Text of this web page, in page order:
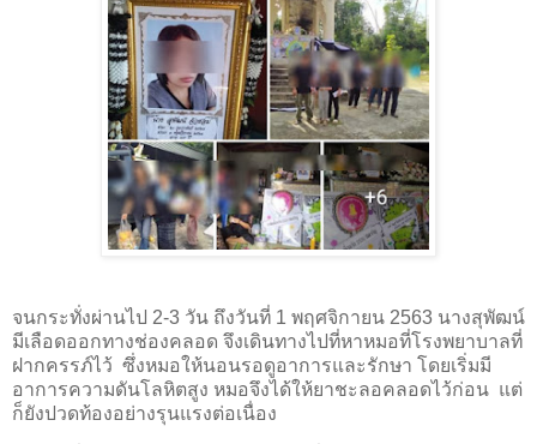
จนกระทั่งผ่านไป 2-3 วัน ถึงวันที่ 1 พฤศจิกายน 2563 นางสุพัฒน์
มีเลือดออกทางช่องคลอด จึงเดินทางไปที่หาหมอที่โรงพยาบาลที่
ฝากครรภ์ไว้ ซึ่งหมอให้นอนรอดูอาการและรักษา โดยเริ่มมี
อาการความดันโลหิตสูง หมอจึงได้ให้ยาชะลอคลอดไว้ก่อน แต่
ก็ยังปวดท้องอย่างรุนแรงต่อเนื่อง